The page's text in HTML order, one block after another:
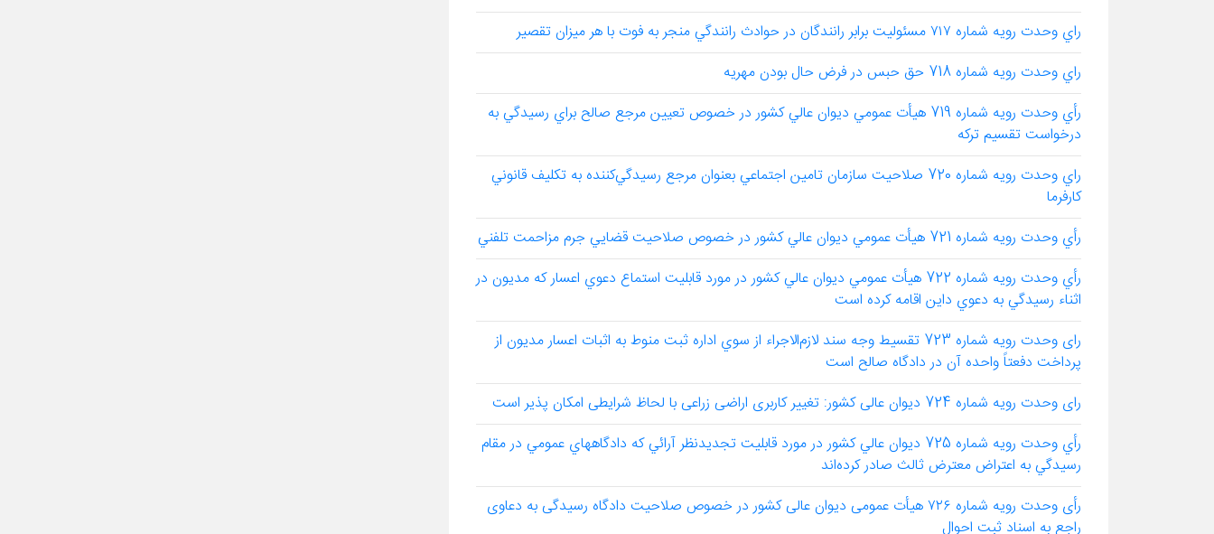
راي وحدت رويه شماره ۷۱۷ مسئوليت برابر رانندگان در حوادث رانندگي منجر به فوت با هر ميزان تقصير
راي وحدت رويه شماره 718 حق حبس در فرض حال بودن مهريه
رأي وحدت رويه شماره 719 هيأت عمومي ديوان عالي كشور در خصوص تعيين مرجع صالح براي رسيدگي به
درخواست تقسيم تركه
راي وحدت رويه شماره 720 صلاحيت سازمان تامين اجتماعي بعنوان مرجع رسيدگي‌كننده به تكليف قانوني
كارفرما
رأي وحدت رويه شماره 721 هيأت عمومي ديوان عالي كشور در خصوص صلاحيت قضايي جرم مزاحمت تلفني
رأي وحدت رويه شماره 722 هيأت عمومي ديوان عالي كشور در مورد قابليت استماع دعوي اعسار كه مديون در
اثناء رسيدگي به دعوي داين اقامه كرده است
رای وحدت رویه شماره 723 تقسيط وجه سند لازم‌الاجراء از سوي اداره ثبت منوط به اثبات اعسار مديون از
پرداخت دفعتاً واحده آن در دادگاه صالح است
رای وحدت رویه شماره 724 دیوان عالی كشور: تغییر كاربری اراضی زراعی با لحاظ شرایطی امكان پذیر است
رأي وحدت رويه شماره 725 ديوان عالي كشور در مورد قابليت تجديدنظر آرائي كه دادگاههاي عمومي در مقام
رسيدگي به اعتراض معترض ثالث صادر كرده‌اند
رأی وحدت رویه شماره ۷۲۶ هیأت عمومی دیوان عالی کشور در خصوص صلاحیت دادگاه رسیدگی به دعاوی
راجع به اسناد ثبت احوال